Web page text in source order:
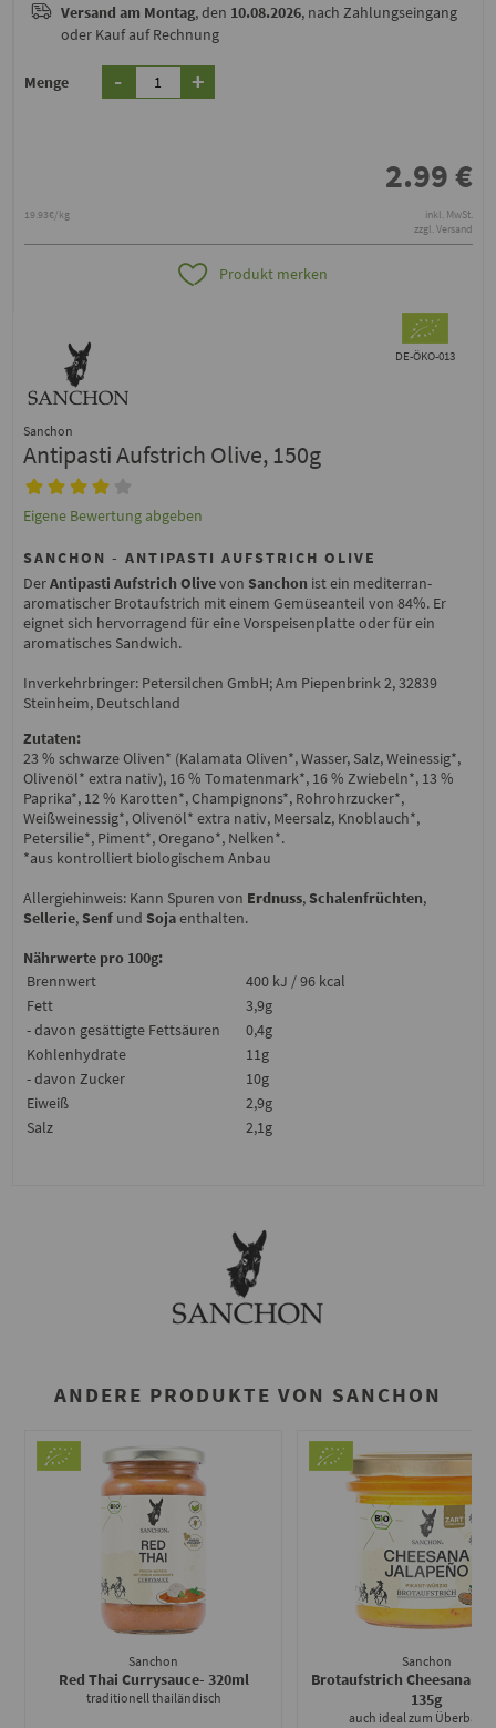
Versand am Montag, den 10.08.2026, nach Zahlungseingang
oder Kauf auf Rechnung
Menge - +
2.99€
19.93€/kg
inkl. MwSt.
zzgl. Versand
Produkt merken
DE-ÖKO-013
Sanchon
Antipasti Aufstrich Olive, 150g
Eigene Bewertung abgeben
SANCHON - ANTIPASTI AUFSTRICH OLIVE
DerAntipasti Aufstrich Olivevon Sanchon ist ein mediterran-
aromatischer Brotaufstrich mit einem Gemüseanteil von 84%. Er
eignet sich hervorragend für eine Vorspeisenplatte oder für ein
aromatisches Sandwich.
Inverkehrbringer: Petersilchen GmbH; Am Piepenbrink 2, 32839
Steinheim, Deutschland
Zutaten:
23 % schwarze Oliven* (Kalamata Oliven*, Wasser, Salz, Weinessig*,
Olivenöl* extra nativ), 16 % Tomatenmark*, 16 % Zwiebeln*, 13 %
Paprika*, 12 % Karotten*, Champignons*, Rohrohrzucker*,
Weißweinessig*, Olivenöl* extra nativ, Meersalz, Knoblauch*,
Petersilie*, Piment*, Oregano*, Nelken*.
*aus kontrolliert biologischem Anbau
Allergiehinweis: Kann Spuren von Erdnuss,Schalenfrüchten,
Sellerie,Senfund Sojaenthalten.
Nährwerte pro 100g:
Brennwert
400 kJ / 96 kcal
Fett
3,9g
- davon gesättigte Fettsäuren
0,4g
Kohlenhydrate
11g
- davon Zucker
10g
Eiweiß
2,9g
Salz
2,1g
ANDERE PRODUKTE VON SANCHON
Sanchon
Red Thai Currysauce- 320ml
traditionell thailändisch
Sanchon
Brotaufstrich Cheesana
135g
auch ideal zum